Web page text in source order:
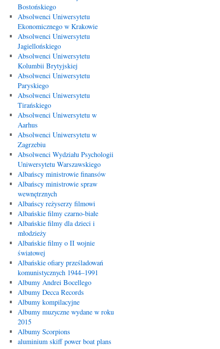
Bostońskiego
Absolwenci Uniwersytetu
Ekonomicznego w Krakowie
Absolwenci Uniwersytetu
Jagiellońskiego
Absolwenci Uniwersytetu
Kolumbii Brytyjskiej
Absolwenci Uniwersytetu
Paryskiego
Absolwenci Uniwersytetu
Tirańskiego
Absolwenci Uniwersytetu w
Aarhus
Absolwenci Uniwersytetu w
Zagrzebiu
Absolwenci Wydziału Psychologii
Uniwersytetu Warszawskiego
Albańscy ministrowie finansów
Albańscy ministrowie spraw
wewnętrznych
Albańscy reżyserzy filmowi
Albańskie filmy czarno-białe
Albańskie filmy dla dzieci i
młodzieży
Albańskie filmy o II wojnie
światowej
Albańskie ofiary prześladowań
komunistycznych 1944–1991
Albumy Andrei Bocellego
Albumy Decca Records
Albumy kompilacyjne
Albumy muzyczne wydane w roku
2015
Albumy Scorpions
aluminium skiff power boat plans